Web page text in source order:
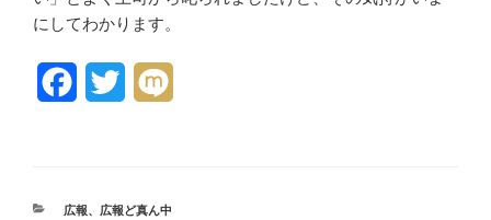
にしてわかります。
e
カ
広報、 広報ど真ん中